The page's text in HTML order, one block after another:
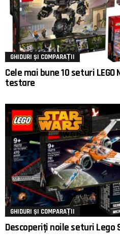
GHIDURI ȘI COMPARAȚII
Cele mai bune 10 seturi
testare
GHIDURI ȘI COMPARAȚII
Descoperiți noile seturi Lego